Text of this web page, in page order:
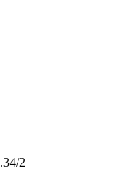
2